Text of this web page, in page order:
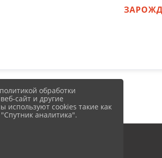
обработки
сайт и другие
используют cookies такие как
аналитика".